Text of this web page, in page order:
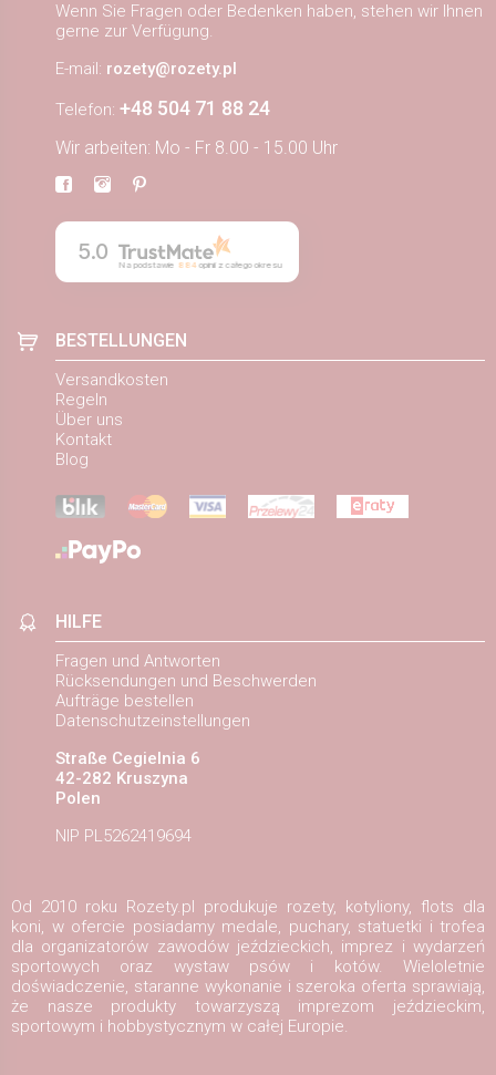
Wenn Sie Fragen oder Bedenken haben, stehen wir Ihnen
gerne zur Verfügung.
E-mail: rozety@rozety.pl
Telefon: +48 504 71 88 24
Wir arbeiten: Mo - Fr 8.00 - 15.00 Uhr
5.0
Na podstawie 884opinii z całego okresu
BESTELLUNGEN
Versandkosten
Regeln
Über uns
Kontakt
Blog
HILFE
Fragen und Antworten
Rücksendungen und Beschwerden
Aufträge bestellen
Datenschutzeinstellungen
Straße Cegielnia 6
42-282 Kruszyna
Polen
NIP PL5262419694
Od 2010 roku Rozety.pl produkuje rozety, kotyliony, flots dla
koni, w ofercie posiadamy medale, puchary, statuetki i trofea
dla organizatorów zawodów jeździeckich, imprez i wydarzeń
sportowych oraz wystaw psów i kotów. Wieloletnie
doświadczenie, staranne wykonanie i szeroka oferta sprawiają,
że nasze produkty towarzyszą imprezom jeździeckim,
sportowym i hobbystycznym w całej Europie.